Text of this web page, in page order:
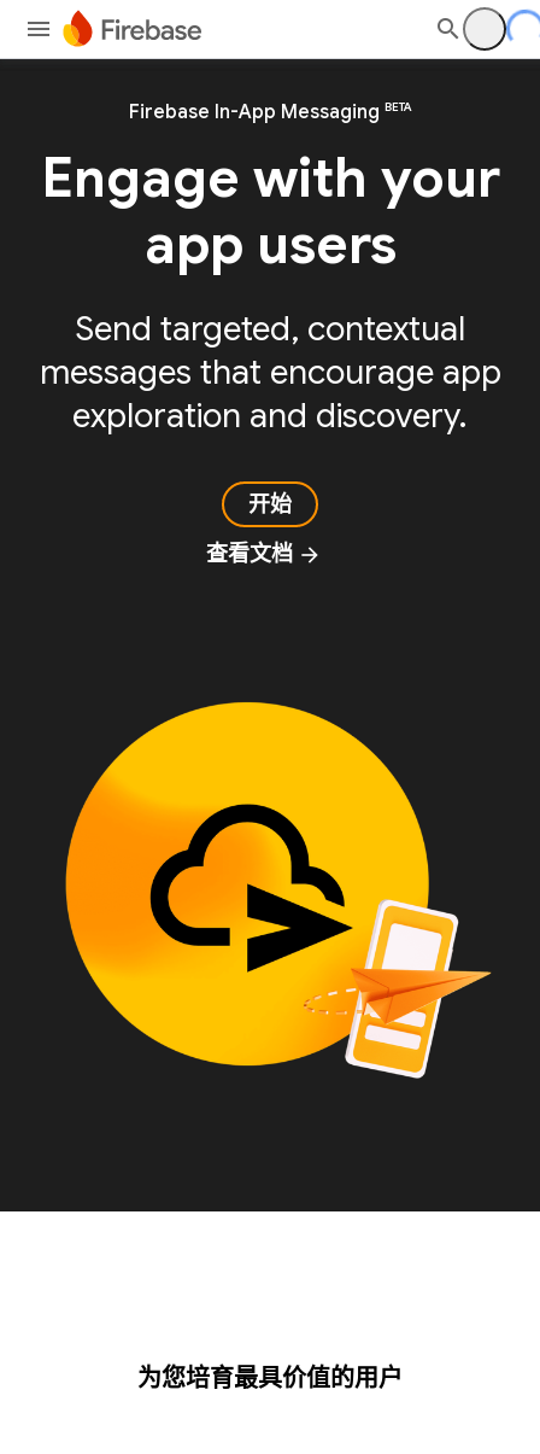
Firebase In-App Messaging BETA
Engage with your
app users
Send targeted, contextual
messages that encourage app
exploration and discovery.
开始
查看文档 arrow_forward
为您培育最具价值的用户